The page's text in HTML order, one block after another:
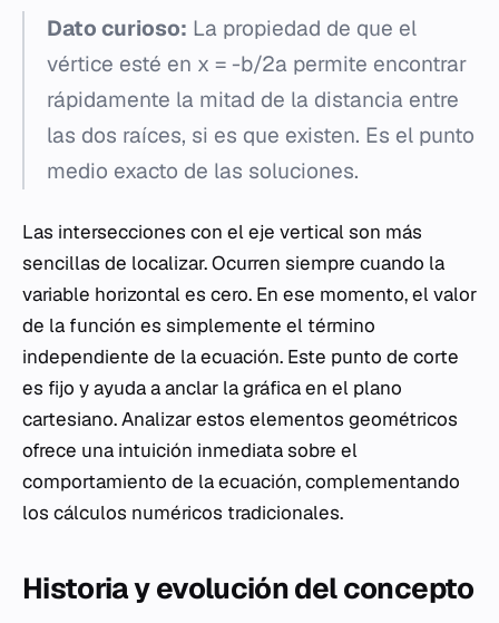
Dato curioso: La propiedad de que el
vértice esté en x = -b/2a permite encontrar
rápidamente la mitad de la distancia entre
las dos raíces, si es que existen. Es el punto
medio exacto de las soluciones.
Las intersecciones con el eje vertical son más
sencillas de localizar. Ocurren siempre cuando la
variable horizontal es cero. En ese momento, el valor
de la función es simplemente el término
independiente de la ecuación. Este punto de corte
es fijo y ayuda a anclar la gráfica en el plano
cartesiano. Analizar estos elementos geométricos
ofrece una intuición inmediata sobre el
comportamiento de la ecuación, complementando
los cálculos numéricos tradicionales.
Historia y evolución del concepto